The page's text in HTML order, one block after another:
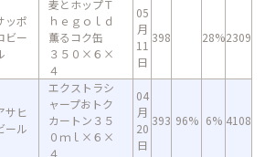
ッポ
ビー
麦とホップＴ
ｈｅｇｏｌｄ
薫るコク缶
３５０×６×
４
05
月
11
日
398 28%2309
サヒ
ール
エクストラシ
ャープおトク
カートン３５
０ｍｌ×６×
４
04
月
20
日
393 96% 6% 4108